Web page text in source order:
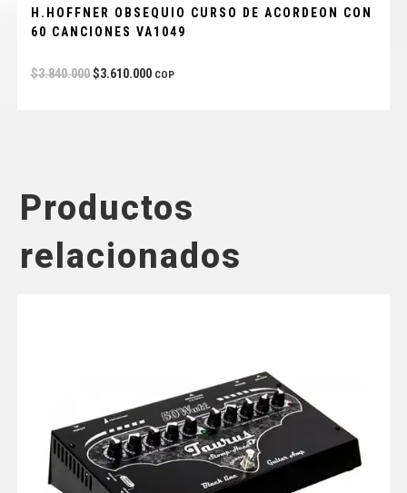
H.HOFFNER OBSEQUIO CURSO DE ACORDEON CON
60 CANCIONES VA1049
$3.840.000 $3.610.000 COP
Productos
relacionados